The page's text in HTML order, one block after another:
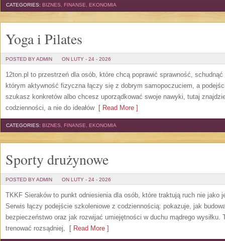
CATEGORIES: BIZNES, FINANSE, EKONOMIA
Yoga i Pilates
POSTED BY ADMIN ON LUTY - 24 - 2026
12ton.pl to przestrzeń dla osób, które chcą poprawić sprawność,
którym aktywność fizyczna łączy się z dobrym samopoczuciem, a
szukasz konkretów albo chcesz uporządkować swoje nawyki, tutaj
codzienności, a nie do ideałów[ Read More ]
CATEGORIES: BIZNES, FINANSE, EKONOMIA
Sporty drużynowe
POSTED BY ADMIN ON LUTY - 24 - 2026
TKKF Sieraków to punkt odniesienia dla osób, które traktują ruch nie jako
Serwis łączy podejście szkoleniowe z codziennością: pokazuje, jak
bezpieczeństwo oraz jak rozwijać umiejętności w duchu mądrego
trenować rozsądniej, [ Read More ]